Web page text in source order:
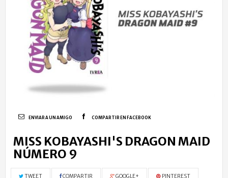
ENVIAR A UN AMIGO COMPARTIR EN FACEBOOK
MISS KOBAYASHI'S DRAGON MAID
NÚMERO 9
TWEET COMPARTIR GOOGLE+ PINTEREST